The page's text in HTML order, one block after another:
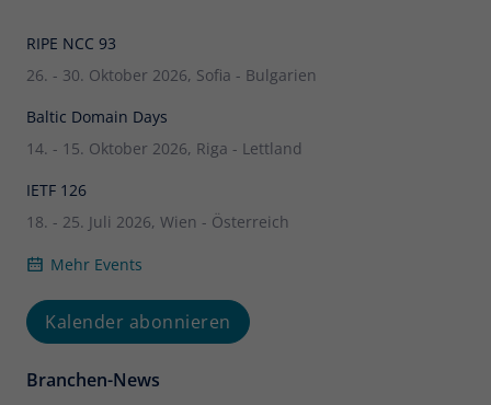
RIPE NCC 93
26. - 30. Oktober 2026, Sofia - Bulgarien
Baltic Domain Days
14. - 15. Oktober 2026, Riga - Lettland
IETF 126
18. - 25. Juli 2026, Wien - Österreich
Mehr Events
Kalender abonnieren
Branchen-News